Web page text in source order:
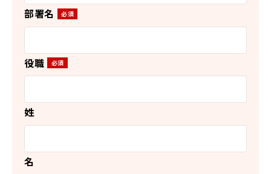
部署名
役職
姓
名